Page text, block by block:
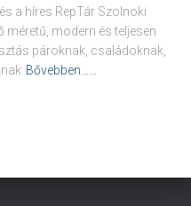
a híres RepTár Szolnoki
méretű, modern és teljesen
pároknak, családoknak,
Bővebben……